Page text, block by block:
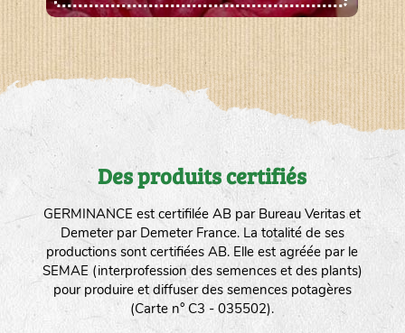
Des produits certifiés
GERMINANCE est certifilée AB par Bureau Veritas et
Demeter par Demeter France. La totalité de ses
productions sont certifiées AB. Elle est agréée par le
SEMAE (interprofession des semences et des plants)
pour produire et diffuser des semences potagères
(Carte n° C3 - 035502).